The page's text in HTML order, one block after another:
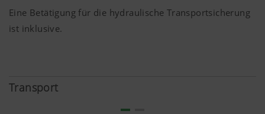
welche anonym messen und auswerten, welche
Inhalte unserer Website genutzt werden und wie
häufig diese aufgerufen werden.
Eine Betätigung für die hydraulische Transportsicherung
ist inklusive.
Transport